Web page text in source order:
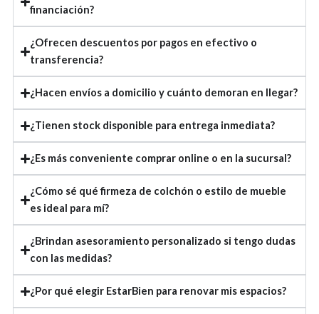
financiación?
¿Ofrecen descuentos por pagos en efectivo o
transferencia?
¿Hacen envíos a domicilio y cuánto demoran en llegar?
¿Tienen stock disponible para entrega inmediata?
¿Es más conveniente comprar online o en la sucursal?
¿Cómo sé qué firmeza de colchón o estilo de mueble
es ideal para mí?
¿Brindan asesoramiento personalizado si tengo dudas
con las medidas?
¿Por qué elegir EstarBien para renovar mis espacios?